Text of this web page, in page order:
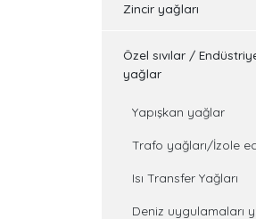
Zincir yağları
Özel sıvılar /
yağlar
Yapışkan yağlar
Trafo yağları/İzole
Isı Transfer Yağları
Deniz uygulamaları